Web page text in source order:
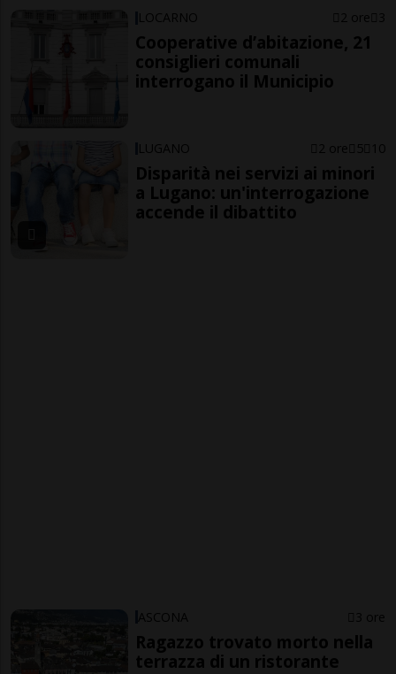
LOCARNO 2 ore 3
Cooperative d’abitazione, 21
consiglieri comunali
interrogano il Municipio
LUGANO 2 ore 5 10
Disparità nei servizi ai minori
a Lugano: un'interrogazione
accende il dibattito
ASCONA 3 ore
Ragazzo trovato morto nella
terrazza di un ristorante